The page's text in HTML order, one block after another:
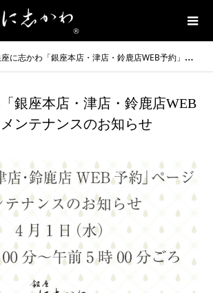
に志かわ「銀座本店・津店・鈴鹿店WEB予約」ページメンテナンスのお知らせ
銀座本店・津店・鈴鹿店WEB
ンテナンスのお知らせ